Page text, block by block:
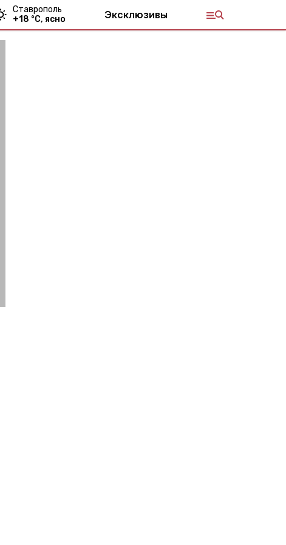
Ставрополь
+18 °С, ясно Эксклюзивы